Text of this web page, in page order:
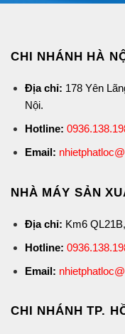
CHI NHÁNH HÀ
Địa chỉ: 178 Yên
Nội.
Hotline:
Email:
NHÀ MÁY SẢN
Địa chỉ: Km6
Hotline:
Email:
CHI NHÁNH TP.